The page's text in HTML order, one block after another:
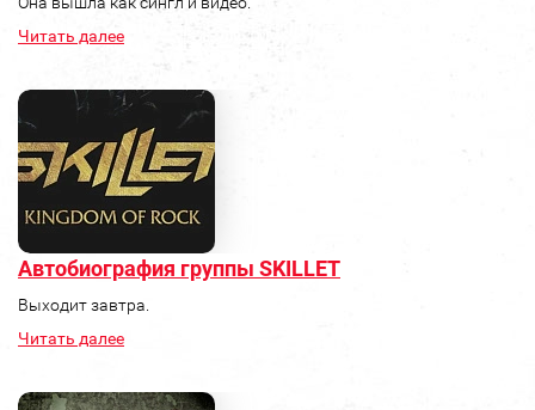
Читать далее
Автобиография группы SKILLET
Выходит завтра.
Читать далее